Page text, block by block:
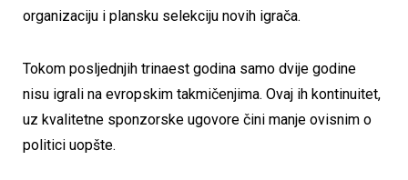
organizaciju i plansku selekciju novih igrača.
Tokom posljednjih trinaest godina samo dvije godine
nisu igrali na evropskim takmičenjima. Ovaj ih kontinuitet,
uz kvalitetne sponzorske ugovore čini manje ovisnim o
politici uopšte.